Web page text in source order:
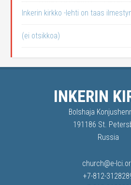
Inkerin kirkko -lehti on taas
(ei otsikkoa)
INKERIN
Bolshaja
191186 St.
Russia
church@e-
+7-812-